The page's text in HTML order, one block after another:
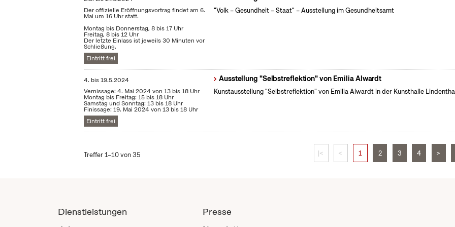
Der offizielle Eröffnungsvortrag findet am 6.
Mai um 16 Uhr statt.
Montag bis Donnerstag, 8 bis 17 Uhr
Freitag, 8 bis 12 Uhr
Der letzte Einlass ist jeweils 30 Minuten vor
Schließung.
Eintritt frei
"Volk – Gesundheit – Staat" – Ausstellung im Gesundheitsamt
4. bis19.5.2024
Vernissage: 4. Mai 2024 von 13 bis 18 Uhr
Montag bis Freitag: 15 bis 18 Uhr
Samstag und Sonntag: 13 bis 18 Uhr
Finissage: 19. Mai 2024 von 13 bis 18 Uhr
Eintritt frei
Ausstellung "Selbstreflektion" von Emilia Alwardt
Kunstausstellung "Selbstreflektion" von Emilia Alwardt in der Kunsthalle
Treffer 1–10 von 35 |< < 1 2 3 4 >
Dienstleistungen
Presse